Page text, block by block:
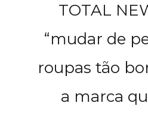
TOTAL
“mudar de
roupas tão
a marca